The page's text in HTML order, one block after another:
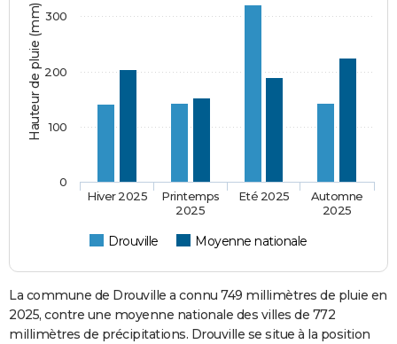
Hauteur de pluie (mm)
Drouville Moyenne nationale
Hiver 2025
Printemps
2025
Eté 2025
Automne
2025
0
100
200
300
La commune de Drouville a connu 749 millimètres de pluie en
2025, contre une moyenne nationale des villes de 772
millimètres de précipitations. Drouville se situe à la position